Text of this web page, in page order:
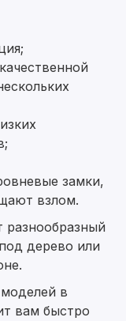
замки,
взлом.
дерево или
в
вам быстро